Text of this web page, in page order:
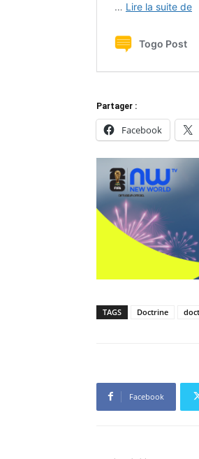
Partager :
Facebook
TAGS Doctrine
Facebook